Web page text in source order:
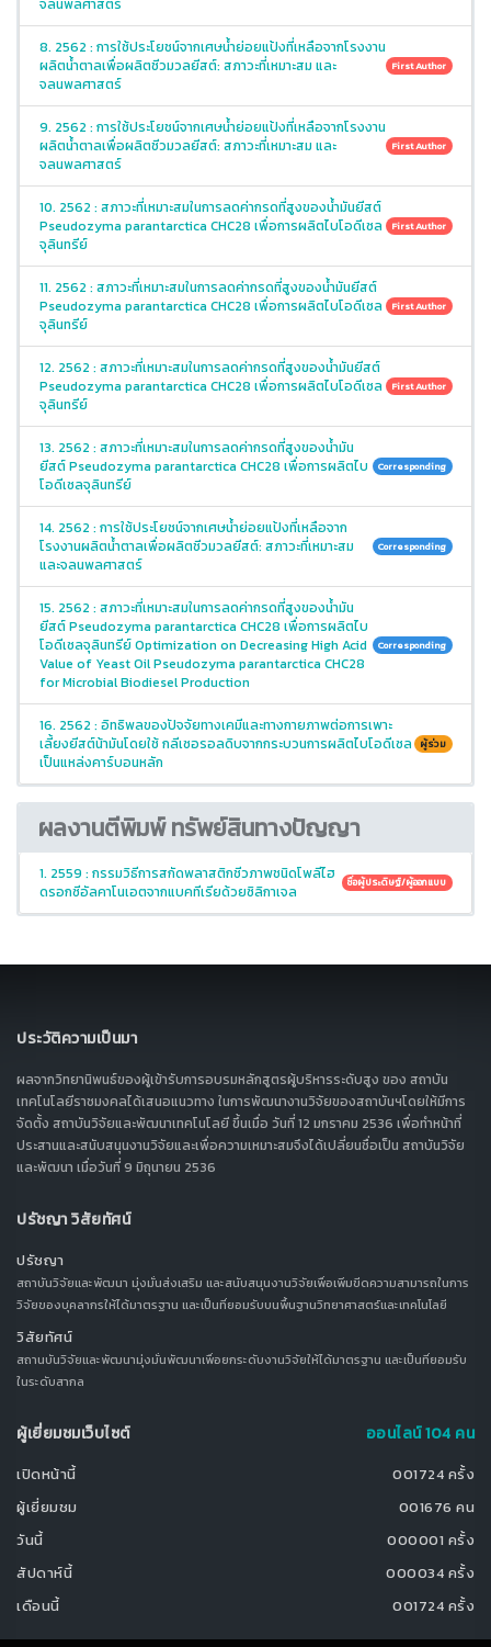
8. 2562 : การใช้ประโยชน์จากเศษน้ำย่อยแป้งที่เหลือจากโรงงาน
ผลิตน้ำตาลเพื่อผลิตชีวมวลยีสต์: สภาวะที่เหมาะสม และ
จลนพลศาสตร์
First Author
9. 2562 : การใช้ประโยชน์จากเศษน้ำย่อยแป้งที่เหลือจากโรงงาน
ผลิตน้ำตาลเพื่อผลิตชีวมวลยีสต์: สภาวะที่เหมาะสม และ
จลนพลศาสตร์
First Author
10. 2562 : สภาวะที่เหมาะสมในการลดค่ากรดที่สูงของน้ำมันยีสต์
Pseudozyma parantarctica CHC28 เพื่อการผลิตไบโอดีเซล
จุลินทรีย์
First Author
11. 2562 : สภาวะที่เหมาะสมในการลดค่ากรดที่สูงของน้ำมันยีสต์
Pseudozyma parantarctica CHC28 เพื่อการผลิตไบโอดีเซล
จุลินทรีย์
First Author
12. 2562 : สภาวะที่เหมาะสมในการลดค่ากรดที่สูงของน้ำมันยีสต์
Pseudozyma parantarctica CHC28 เพื่อการผลิตไบโอดีเซล
จุลินทรีย์
First Author
13. 2562 : สภาวะที่เหมาะสมในการลดค่ากรดที่สูงของน้ำมัน
ยีสต์ Pseudozyma parantarctica CHC28 เพื่อการผลิตไบ
โอดีเซลจุลินทรีย์
Corresponding
14. 2562 : การใช้ประโยชน์จากเศษน้ำย่อยแป้งที่เหลือจาก
โรงงานผลิตน้ำตาลเพื่อผลิตชีวมวลยีสต์: สภาวะที่เหมาะสม
และจลนพลศาสตร์
Corresponding
15. 2562 : สภาวะที่เหมาะสมในการลดค่ากรดที่สูงของน้ำมัน
ยีสต์ Pseudozyma parantarctica CHC28 เพื่อการผลิตไบ
โอดีเซลจุลินทรีย์ Optimization on Decreasing High Acid
Value of Yeast Oil Pseudozyma parantarctica CHC28
for Microbial Biodiesel Production
Corresponding
16. 2562 : อิทธิพลของปัจจัยทางเคมีและทางกายภาพต่อการเพาะ
เลี้ยงยีสต์น้ามันโดยใช้ กลีเซอรอลดิบจากกระบวนการผลิตไบโอดีเซล
เป็นแหล่งคาร์บอนหลัก
ผู้ร่วม
ผลงานตีพิมพ์ ทรัพย์สินทางปัญญา
1. 2559 : กรรมวิธีการสกัดพลาสติกชีวภาพชนิดโพลีไฮ
ดรอกซีอัลคาโนเอตจากแบคทีเรียด้วยซิลิกาเจล
ชื่อผู้ประดิษฐ์/ผู้ออกแบบ
ประวัติความเป็นมา
ผลจากวิทยานิพนธ์ของผู้เข้ารับการอบรมหลักสูตรผู้บริหารระดับสูง ของ สถาบัน
เทคโนโลยีราชมงคลได้เสนอแนวทาง ในการพัฒนางานวิจัยของสถาบันฯโดยให้มีการ
จัดตั้ง สถาบันวิจัยและพัฒนาเทคโนโลยี ขึ้นเมื่อ วันที่ 12 มกราคม 2536 เพื่อทำหน้าที่
ประสานและสนับสนุนงานวิจัยและเพื่อความเหมาะสมจึงได้เปลี่ยนชื่อเป็น สถาบันวิจัย
และพัฒนา เมื่อวันที่ 9 มิถุนายน 2536
ปรัชญา วิสัยทัศน์
ปรัชญา
สถาบันวิจัยและพัฒนา มุ่งมั่นส่งเสริม และสนับสนุนงานวิจัยเพื่อเพิ่มขีดความสามารถในการ
วิจัยของบุคลากรให้ได้มาตรฐาน และเป็นที่ยอมรับบนพื้นฐานวิทยาศาสตร์และเทคโนโลยี
วิสัยทัศน์
สถานบันวิจัยและพัฒนามุ่งมั่นพัฒนาเพื่อยกระดับงานวิจัยให้ได้มาตรฐาน และเป็นที่ยอมรับ
ในระดับสากล
ผู้เยี่ยมชมเว็บไซต์ ออนไลน์ 104 คน
เปิดหน้านี้
001724 ครั้ง
ผู้เยี่ยมชม
001676 คน
วันนี้
000001 ครั้ง
สัปดาห์นี้
000034 ครั้ง
เดือนนี้
001724 ครั้ง